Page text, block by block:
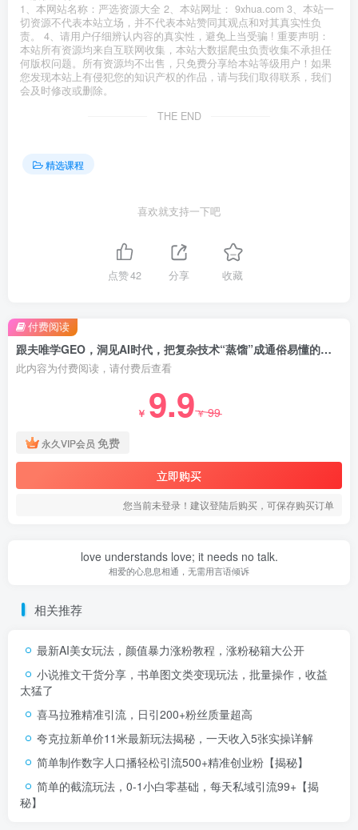
1、本网站名称：严选资源大全 2、本站网址： 9xhua.com 3、本站一
切资源不代表本站立场，并不代表本站赞同其观点和对其真实性负
责。 4、请用户仔细辨认内容的真实性，避免上当受骗 ! 重要声明：
本站所有资源均来自互联网收集，本站大数据爬虫负责收集不承担任
何版权问题。所有资源均不出售，只免费分享给本站等级用户！如果
您发现本站上有侵犯您的知识产权的作品，请与我们取得联系，我们
会及时修改或删除。
THE END
精选课程
喜欢就支持一下吧
点赞42 分享 收藏
跟夫唯学GEO，洞见AI时代，把复杂技术“蒸馏”成通俗易懂的实操方法，一起开启全新的探索征程
此内容为付费阅读，请付费后查看
￥ 9.9￥99
永久VIP会员 免费
立即购买
您当前未登录！建议登陆后购买，可保存购买订单
付费阅读
love understands love; it needs no talk.
相爱的心息息相通，无需用言语倾诉
相关推荐
最新AI美女玩法，颜值暴力涨粉教程，涨粉秘籍大公开
小说推文干货分享，书单图文类变现玩法，批量操作，收益
太猛了
喜马拉雅精准引流，日引200+粉丝质量超高
夸克拉新单价11米最新玩法揭秘，一天收入5张实操详解
简单制作数字人口播轻松引流500+精准创业粉【揭秘】
简单的截流玩法，0-1小白零基础，每天私域引流99+【揭
秘】